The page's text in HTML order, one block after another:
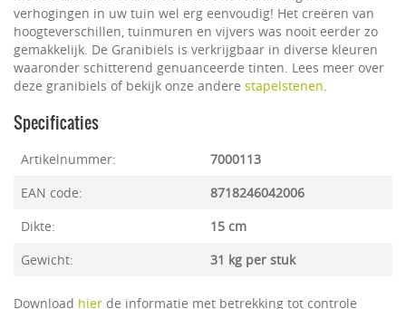
verhogingen in uw tuin wel erg eenvoudig! Het creëren van
hoogteverschillen, tuinmuren en vijvers was nooit eerder zo
gemakkelijk. De Granibiels is verkrijgbaar in diverse kleuren
waaronder schitterend genuanceerde tinten. Lees meer over
deze granibiels of bekijk onze andere stapelstenen.
Specificaties
Artikelnummer:
7000113
EAN code:
8718246042006
Dikte:
15 cm
Gewicht:
31 kg per stuk
Download hier de informatie met betrekking tot controle